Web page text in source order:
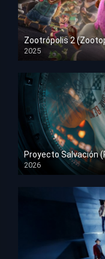
Zootrópolis 2
2025
HD 1080p
Proyecto Salvación
2026
HD 1080p